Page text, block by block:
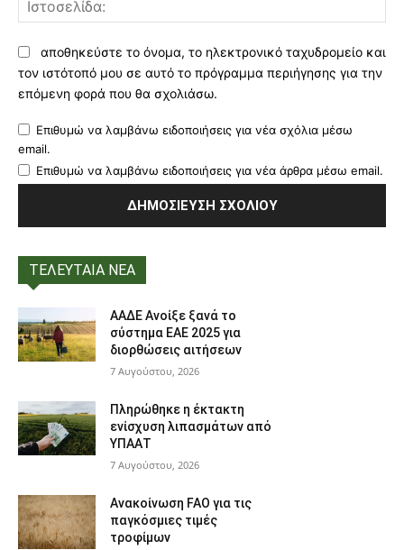
αποθηκεύστε το όνομα, το ηλεκτρονικό ταχυδρομείο και
τον ιστότοπό μου σε αυτό το πρόγραμμα περιήγησης για την
επόμενη φορά που θα σχολιάσω.
Επιθυμώ να λαμβάνω ειδοποιήσεις για νέα σχόλια μέσω
email.
Επιθυμώ να λαμβάνω ειδοποιήσεις για νέα άρθρα μέσω email.
ΤΕΛΕΥΤΑΙΑ ΝΕΑ
ΑΑΔΕ Ανοίξε ξανά το
σύστημα ΕΑΕ 2025 για
διορθώσεις αιτήσεων
7 Αυγούστου, 2026
Πληρώθηκε η έκτακτη
ενίσχυση λιπασμάτων από
ΥΠΑΑΤ
7 Αυγούστου, 2026
Ανακοίνωση FAO για τις
παγκόσμιες τιμές
τροφίμων